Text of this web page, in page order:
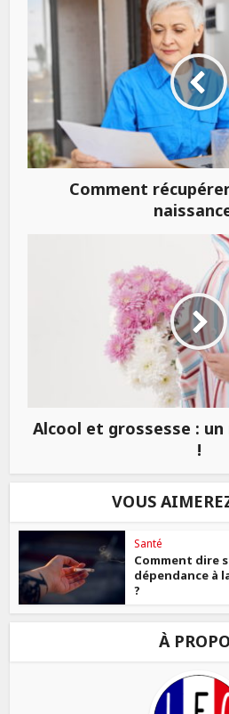
Comment
Alcool et grossesse :
!
VOUS
Santé
Comment dire
dépendance à
?
À